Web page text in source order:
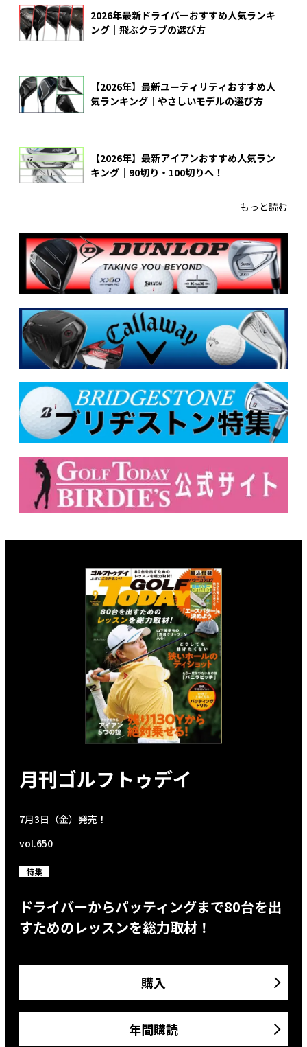
2026年最新ドライバーおすすめ人気ランキ
ング｜飛ぶクラブの選び方
【2026年】最新ユーティリティおすすめ人
気ランキング｜やさしいモデルの選び方
【2026年】最新アイアンおすすめ人気ラン
キング｜90切り・100切りへ！
もっと読む
月刊ゴルフトゥデイ
7月3日（金）発売！
vol.650
特集
ドライバーからパッティングまで80台を出
すためのレッスンを総力取材！
購入
年間購読